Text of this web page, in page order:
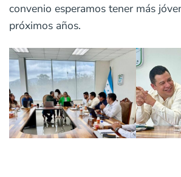
convenio esperamos tener más
próximos años.